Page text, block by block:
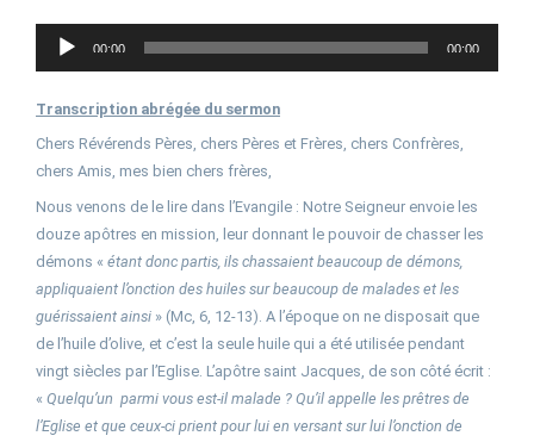
Lecteur
00:00 00:00
Transcription abrégée du sermon
Chers Révérends Pères, chers Pères et Frères, chers Confrères,
chers Amis, mes bien chers frères,
Nous venons de le lire dans l’Evangile : Notre Seigneur envoie les
douze apôtres en mission, leur donnant le pouvoir de chasser les
démons « étant donc partis, ils chassaient beaucoup de démons,
appliquaient l’onction des huiles sur beaucoup de malades et les
guérissaient ainsi » (Mc, 6, 12-13). A l’époque on ne disposait que
de l’huile d’olive, et c’est la seule huile qui a été utilisée pendant
vingt siècles par l’Eglise. L’apôtre saint Jacques, de son côté écrit :
« Quelqu’un parmi vous est-il malade ? Qu’il appelle les prêtres de
l’Eglise et que ceux-ci prient pour lui en versant sur lui l’onction de